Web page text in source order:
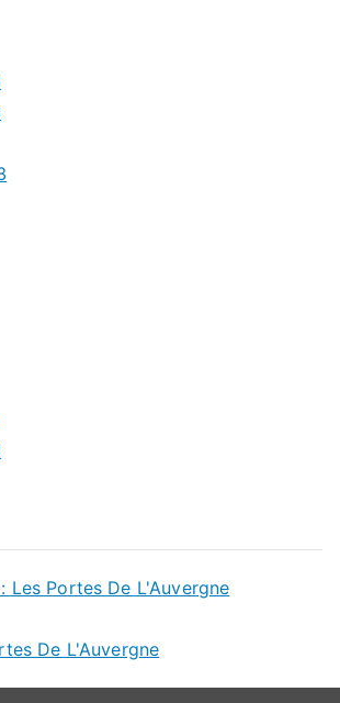
Les Portes De L'Auvergne
De L'Auvergne